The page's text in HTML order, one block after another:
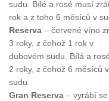
sudu. Bílé a rosé musí
rok a z toho 6 měsíců v
Reserva – červené víno
3 roky, z čehož 1 rok v
dubovém sudu. Bílá a
2 roky, z čehož 6 měsíců v
sudu.
Gran Reserva – vyrábí se